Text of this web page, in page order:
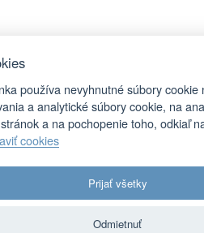
používa nevyhnutné súbory cookie
a analytické súbory cookie, na
a na pochopenie toho, odkiaľ
cookies
Prijať všetky
Odmietnuť